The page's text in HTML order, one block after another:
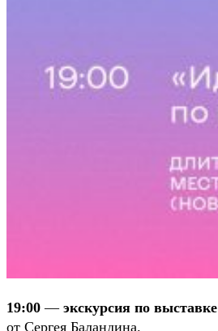
19:00 — экскурсия по выставке
от Сергея Баландина.